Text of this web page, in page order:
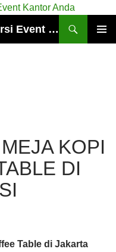
Pusat Sewa Meja & Sewa Kursi Event Kantor Anda
KOPI
DI
Table di Jakarta